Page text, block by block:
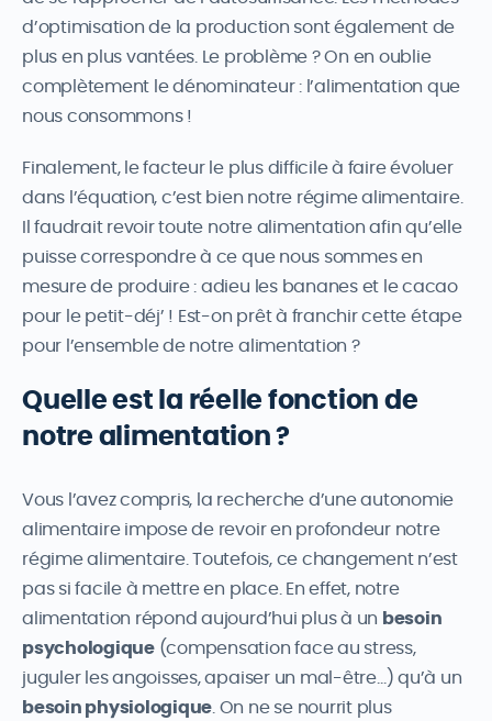
d’optimisation de la production sont également de
plus en plus vantées. Le problème ? On en oublie
complètement le dénominateur : l’alimentation que
nous consommons !
Finalement, le facteur le plus difficile à faire évoluer
dans l’équation, c’est bien notre régime alimentaire.
Il faudrait revoir toute notre alimentation afin qu’elle
puisse correspondre à ce que nous sommes en
mesure de produire : adieu les bananes et le cacao
pour le petit-déj’ ! Est-on prêt à franchir cette étape
pour l’ensemble de notre alimentation ?
Quelle est la réelle fonction de
notre alimentation ?
Vous l’avez compris, la recherche d’une autonomie
alimentaire impose de revoir en profondeur notre
régime alimentaire. Toutefois, ce changement n’est
pas si facile à mettre en place. En effet, notre
alimentation répond aujourd’hui plus à un besoin
psychologique(compensation face au stress,
juguler les angoisses, apaiser un mal-être…) qu’à un
besoin physiologique . On ne se nourrit plus